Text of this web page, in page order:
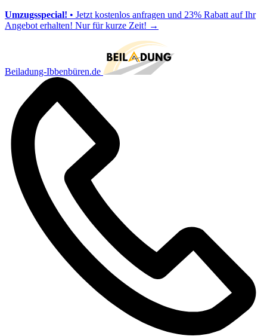
Umzugsspecial! • Jetzt kostenlos anfragen und 23% Rabatt auf Ihr
Angebot erhalten! Nur für kurze Zeit! →
Beiladung-Ibbenbüren.de